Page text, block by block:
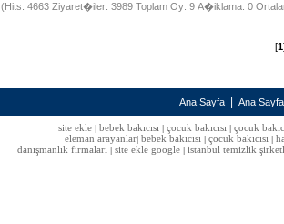
(Hits: 4663 Ziyaret�iler: 3989 Toplam Oy: 9 A�iklama: 0
[1
Ana Sayfa Ana
site ekle| bebek bakıcısı| çocuk bakıcısı| çocuk
eleman arayanlar bebek bakıcısı çocuk bakıcısı
danışmanlık firmaları
site ekle google istanbul temizlik